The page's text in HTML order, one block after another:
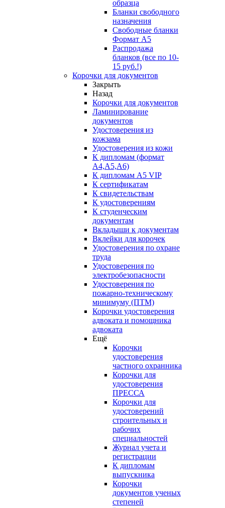
образца
Бланки свободного
назначения
Свободные бланки
Формат А5
Распродажа
бланков (все по 10-
15 руб.!)
Корочки для документов
Закрыть
Назад
Корочки для документов
Ламинирование
документов
Удостоверения из
кожзама
Удостоверения из кожи
К дипломам (формат
А4,А5,А6)
К дипломам А5 VIP
К сертификатам
К свидетельствам
К удостоверениям
К студенческим
документам
Вкладыши к документам
Вклейки для корочек
Удостоверения по охране
труда
Удостоверения по
электробезопасности
Удостоверения по
пожарно-техническому
минимуму (ПТМ)
Корочки удостоверения
адвоката и помощника
адвоката
Ещё
Корочки
удостоверения
частного охранника
Корочки для
удостоверения
ПРЕССА
Корочки для
удостоверений
строительных и
рабочих
специальностей
Журнал учета и
регистрации
К дипломам
выпускника
Корочки
документов ученых
степеней